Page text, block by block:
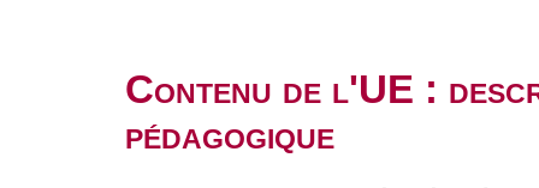
Contenu de l'UE :
pédagogique